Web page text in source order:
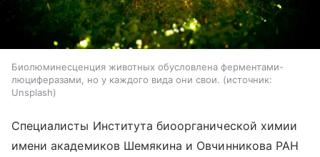
Биолюминесценция животных обусловлена ферментами-
люциферазами, но у каждого вида они свои.
источник:
Unsplash
Специалисты Института биоорганической химии
имени академиков Шемякина и Овчинникова РАН